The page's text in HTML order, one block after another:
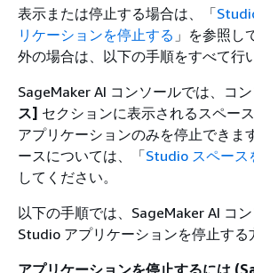
表示または停止する場合は、「
リケーションを停止する 」を参照し
外の場合は、以下の手順をすべて行
SageMaker AI コンソールでは、コ
ス] セクションに表示されるスペー
アプリケーションのみを停止できま
ースについては、「Studio スペース
してください。
以下の手順では、SageMaker AI コ
Studio アプリケーションを停止する
アプリケーションを停止するには